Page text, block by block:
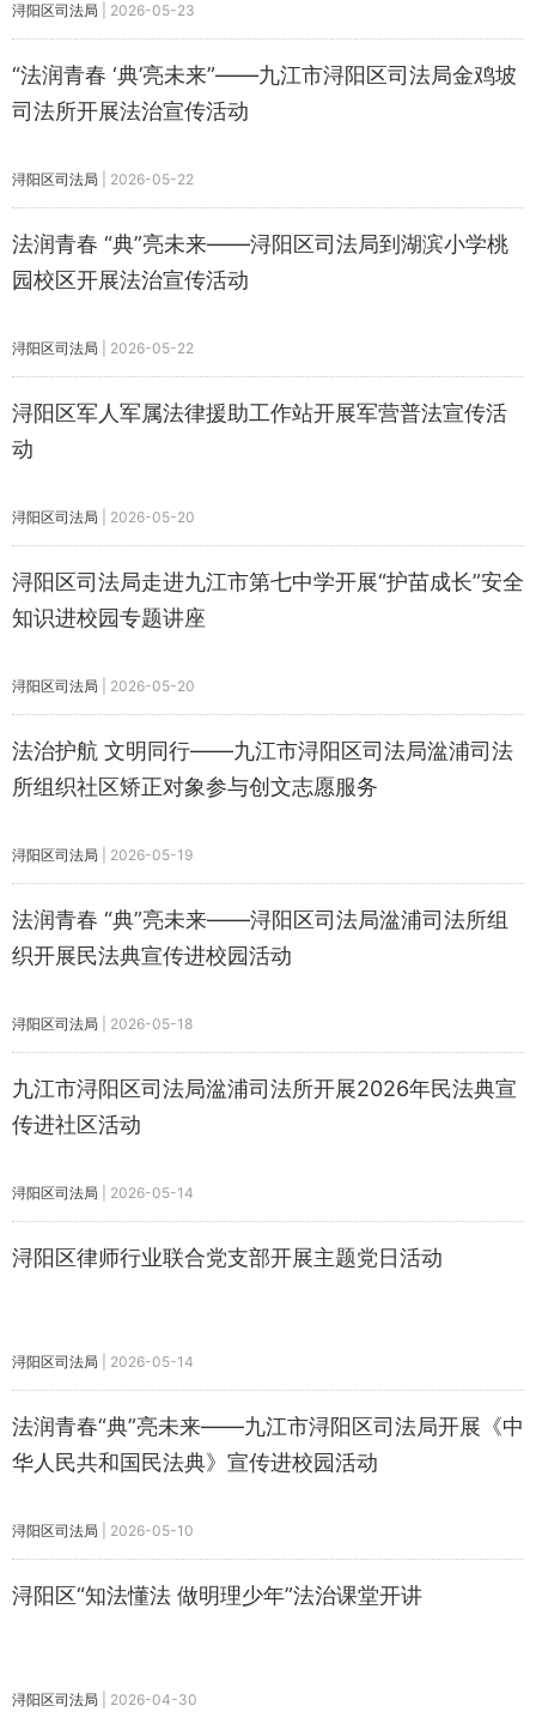
浔阳区司法局 2026-05-23
“法润青春 ‘典’亮未来”——九江市浔阳区司法局金鸡坡
司法所开展法治宣传活动
浔阳区司法局 2026-05-22
法润青春 “典”亮未来——浔阳区司法局到湖滨小学桃
园校区开展法治宣传活动
浔阳区司法局 2026-05-22
浔阳区军人军属法律援助工作站开展军营普法宣传活
动
浔阳区司法局 2026-05-20
浔阳区司法局走进九江市第七中学开展“护苗成长”安全
知识进校园专题讲座
浔阳区司法局 2026-05-20
法治护航 文明同行——九江市浔阳区司法局湓浦司法
所组织社区矫正对象参与创文志愿服务
浔阳区司法局 2026-05-19
法润青春 “典”亮未来——浔阳区司法局湓浦司法所组
织开展民法典宣传进校园活动
浔阳区司法局 2026-05-18
九江市浔阳区司法局湓浦司法所开展2026年民法典宣
传进社区活动
浔阳区司法局 2026-05-14
浔阳区律师行业联合党支部开展主题党日活动
浔阳区司法局 2026-05-14
法润青春“典”亮未来——九江市浔阳区司法局开展《中
华人民共和国民法典》宣传进校园活动
浔阳区司法局 2026-05-10
浔阳区“知法懂法 做明理少年”法治课堂开讲
浔阳区司法局 2026-04-30